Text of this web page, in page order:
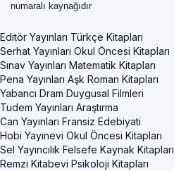
numaralı kaynağıdır
Editör Yayınları Türkçe Kitapları
Serhat Yayınları Okul Öncesi Kitapları
Sınav Yayınları Matematik Kitapları
Pena Yayınları Aşk Roman Kitapları
Yabancı Dram Duygusal Filmleri
Tudem Yayınları Araştırma
Can Yayınları Fransiz Edebiyati
Hobi Yayınevi Okul Öncesi Kitapları
Sel Yayıncılık Felsefe Kaynak Kitapları
Remzi Kitabevi Psikoloji Kitapları